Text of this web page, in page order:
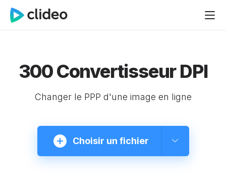
300 Convertisseur DPI
Changer le PPP d'une image en ligne
Choisir un fichier